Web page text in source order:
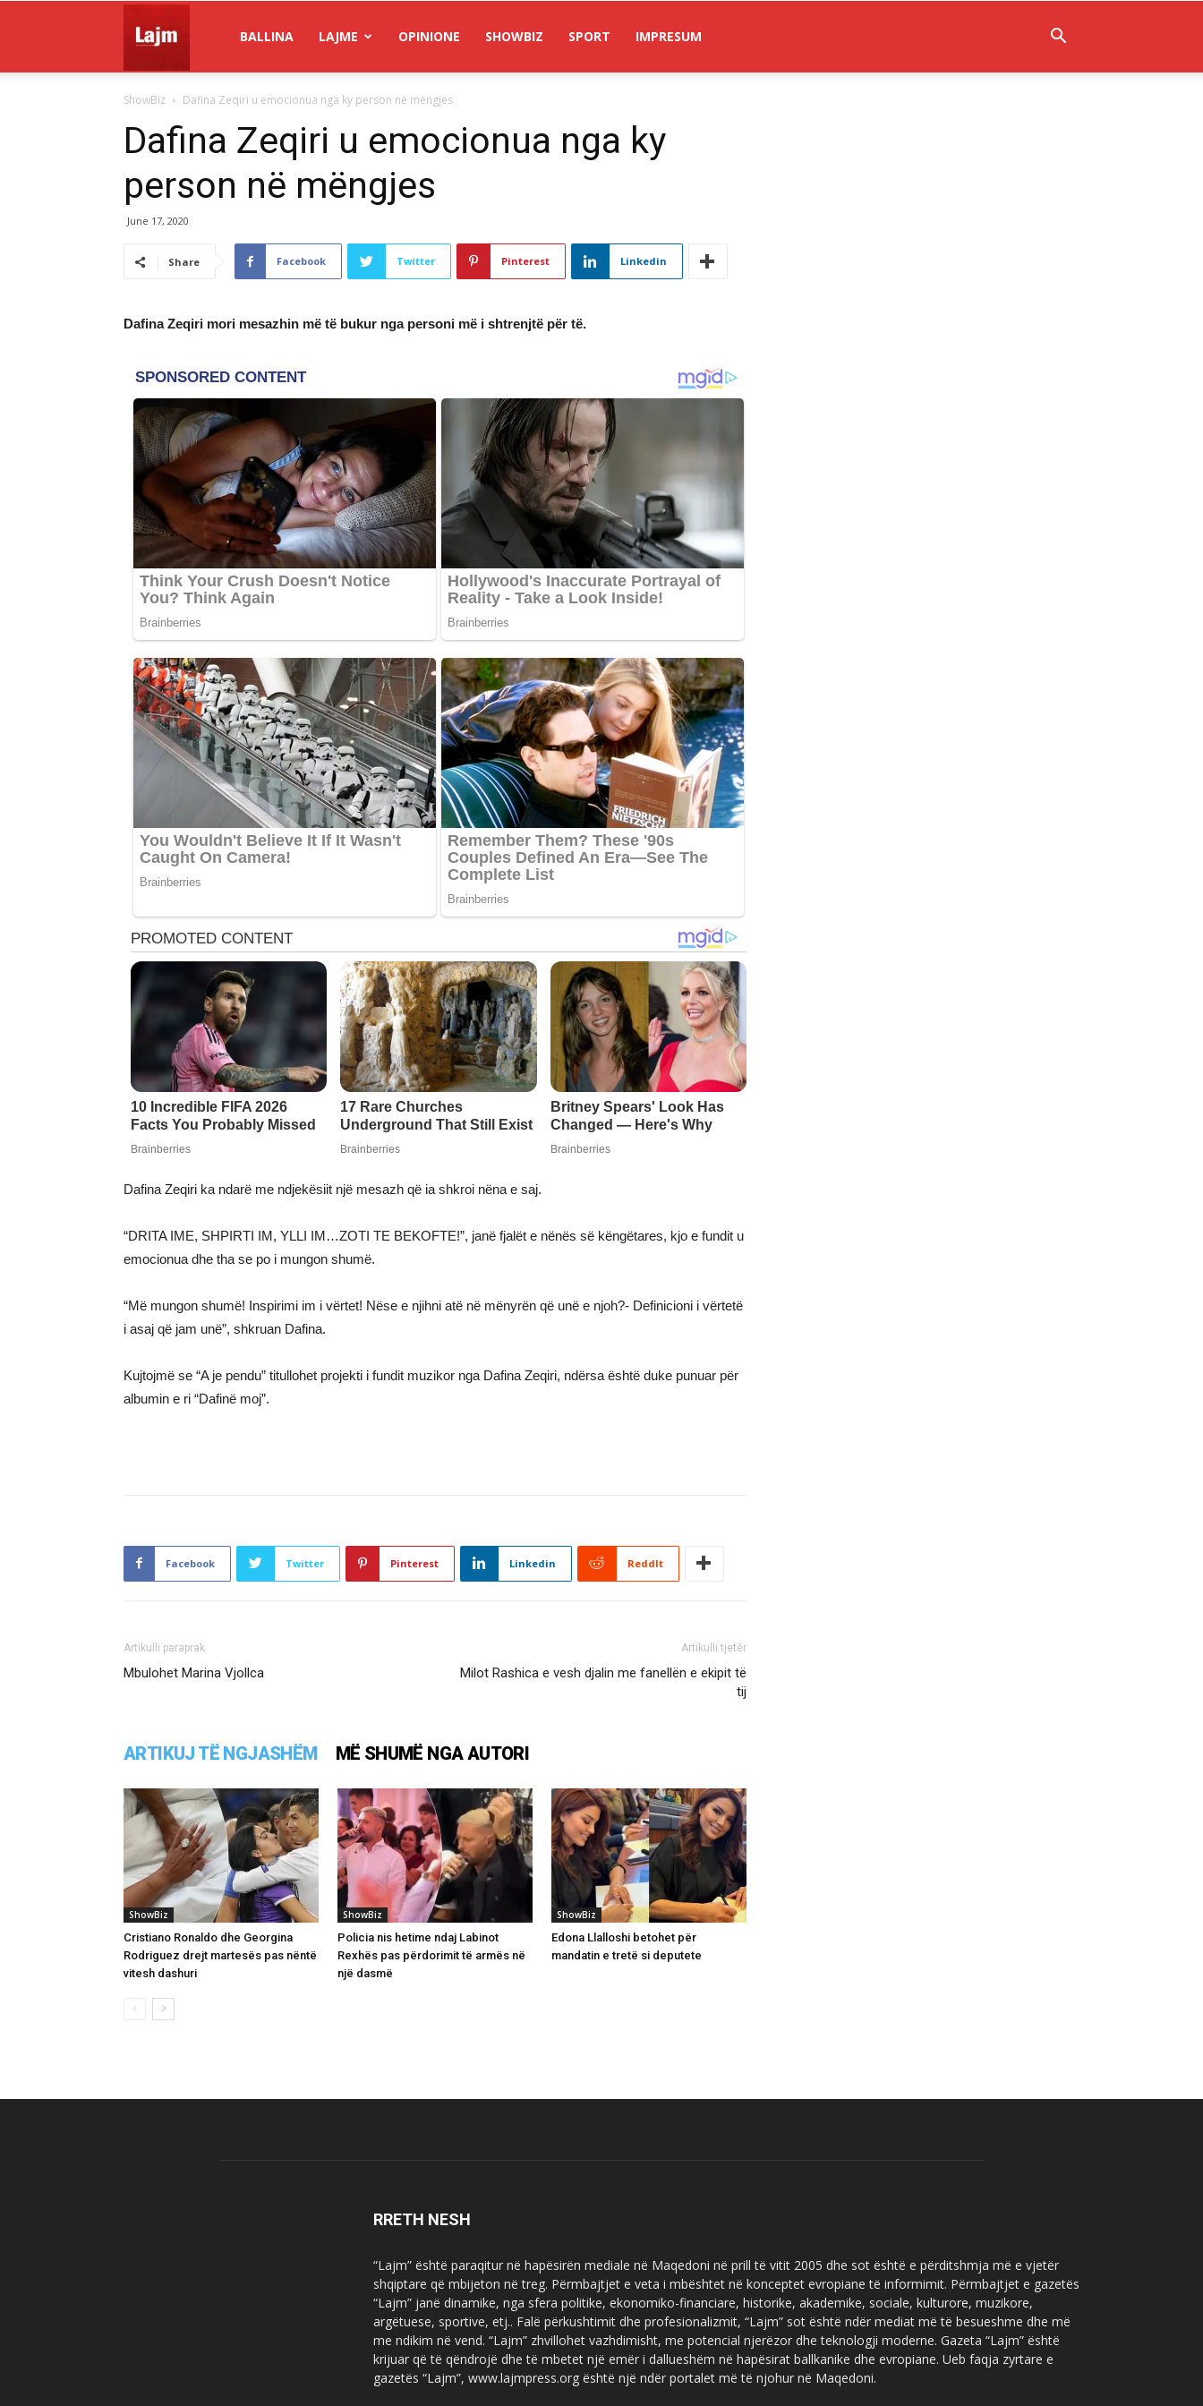
Lajm
BALLINA LAJME OPINIONE SHOWBIZ SPORT IMPRESUM
ShowBiz Dafina Zeqiri u emocionua nga ky person në mëngjes
Dafina Zeqiri u emocionua nga ky
person në mëngjes
June 17, 2020
Share Facebook Twitter Pinterest Linkedin
Dafina Zeqiri mori mesazhin më të bukur nga personi më i shtrenjtë për të.
Dafina Zeqiri ka ndarë me ndjekësiit një mesazh që ia shkroi nëna e saj.
“DRITA IME, SHPIRTI IM, YLLI IM…ZOTI TE BEKOFTE!”, janë fjalët e nënës së këngëtares, kjo e fundit u
emocionua dhe tha se po i mungon shumë.
“Më mungon shumë! Inspirimi im i vërtet! Nëse e njihni atë në mënyrën që unë e njoh?- Definicioni i vërtetë
i asaj që jam unë”, shkruan Dafina.
Kujtojmë se “A je pendu” titullohet projekti i fundit muzikor nga Dafina Zeqiri, ndërsa është duke punuar për
albumin e ri “Dafinë moj”.
Facebook Twitter Pinterest Linkedin ReddIt
Artikulli paraprak
Mbulohet Marina Vjollca
Artikulli tjetër
Milot Rashica e vesh djalin me fanellën e ekipit të
tij
ARTIKUJ TË NGJASHËM MË SHUMË NGA AUTORI
ShowBiz
Cristiano Ronaldo dhe Georgina
Rodriguez drejt martesës pas nëntë
vitesh dashuri
ShowBiz
Policia nis hetime ndaj Labinot
Rexhës pas përdorimit të armës në
një dasmë
ShowBiz
Edona Llalloshi betohet për
mandatin e tretë si deputete
RRETH NESH
“Lajm” është paraqitur në hapësirën mediale në Maqedoni në prill të vitit 2005 dhe sot është e përditshmja më e vjetër
shqiptare që mbijeton në treg. Përmbajtjet e veta i mbështet në konceptet evropiane të informimit. Përmbajtjet e gazetës
“Lajm” janë dinamike, nga sfera politike, ekonomiko-financiare, historike, akademike, sociale, kulturore, muzikore,
argëtuese, sportive, etj.. Falë përkushtimit dhe profesionalizmit, “Lajm” sot është ndër mediat më të besueshme dhe më
me ndikim në vend. “Lajm” zhvillohet vazhdimisht, me potencial njerëzor dhe teknologji moderne. Gazeta “Lajm” është
krijuar që të qëndrojë dhe të mbetet një emër i dallueshëm në hapësirat ballkanike dhe evropiane. Ueb faqja zyrtare e
gazetës “Lajm”, www.lajmpress.org është një ndër portalet më të njohur në Maqedoni.